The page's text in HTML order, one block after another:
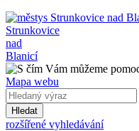
Strunkovice
nad
Blanicí
Mapa webu
Hledat
rozšířené vyhledávání